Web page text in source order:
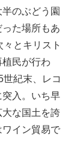
のぶどう園
た場所もあ
とキリスト
民が行わ
紀末、レコ
入。いち早
な国土を誇
イン貿易で